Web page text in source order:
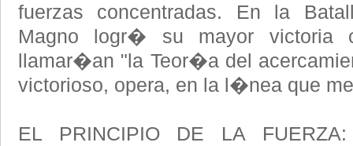
fuerzas concentradas. En la
Magno logr� su mayor victoria
llamar�an "la Teor�a del
victorioso, opera, en la l�nea que
EL PRINCIPIO DE LA